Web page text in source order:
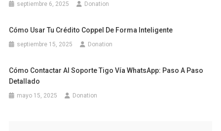
septiembre 6, 2025 Donation
Cómo Usar Tu Crédito Coppel De Forma Inteligente
septiembre 15, 2025 Donation
Cómo Contactar Al Soporte Tigo Vía WhatsApp: Paso A Paso
Detallado
mayo 15, 2025 Donation